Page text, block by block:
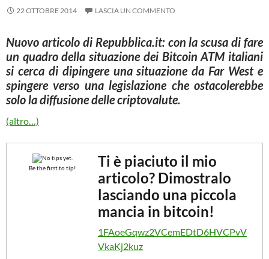
22 OTTOBRE 2014 LASCIA UN COMMENTO
Nuovo articolo di Repubblica.it: con la scusa di fare
un quadro della situazione dei Bitcoin ATM italiani
si cerca di dipingere una situazione da Far West e
spingere verso una legislazione che ostacolerebbe
solo la diffusione delle criptovalute.
(altro…)
No tips yet.
Be the first to tip!
Ti è piaciuto il mio
articolo? Dimostralo
lasciando una piccola
mancia in bitcoin!
1FAoeGqwz2VCemEDtD6HVCPvV
VkaKj2kuz